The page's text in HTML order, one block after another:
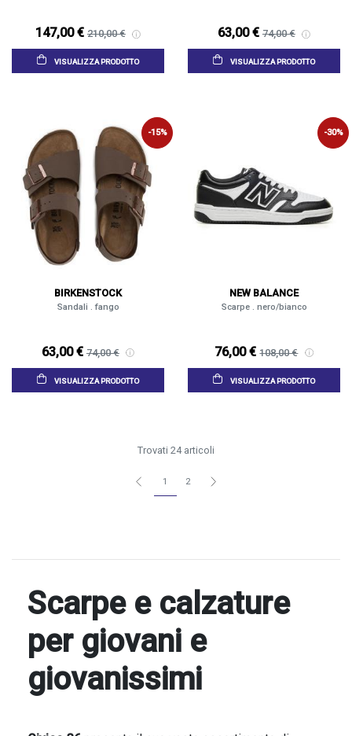
147,00 € 210,00 €
VISUALIZZA PRODOTTO
63,00 € 74,00 €
VISUALIZZA PRODOTTO
-15%
BIRKENSTOCK
Sandali . fango
63,00 € 74,00 €
VISUALIZZA PRODOTTO
-30%
NEW BALANCE
Scarpe . nero/bianco
76,00 € 108,00 €
VISUALIZZA PRODOTTO
Trovati 24 articoli
1 2
Scarpe e calzature
per giovani e
giovanissimi